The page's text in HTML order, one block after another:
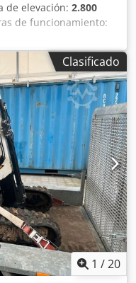
de elevación: 2.800
de funcionamiento:
Codpfx
420 kg Marcado
Estado óptico:
de entrega:
x ancho x alto): 2200
noviembre de 2025
adicional Póngase en
más
adicionales = - Bases
420 * Año de
* 24 horas de
vacío * Rotación de
x 100 mm * 2 circuitos
ganchos de elevación
kg * Capacidad de
válido hasta
Clasificado
1 /20